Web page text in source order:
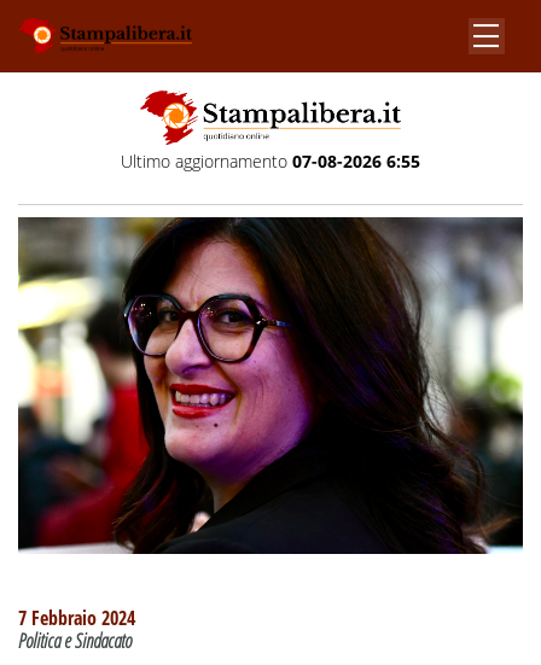
Ultimo aggiornamento 07-08-2026 6:55
7 Febbraio 2024
Politica e Sindacato